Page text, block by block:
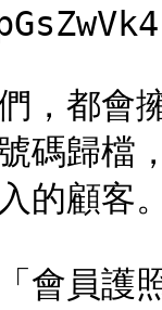
，都會
碼歸檔
的顧客
會員